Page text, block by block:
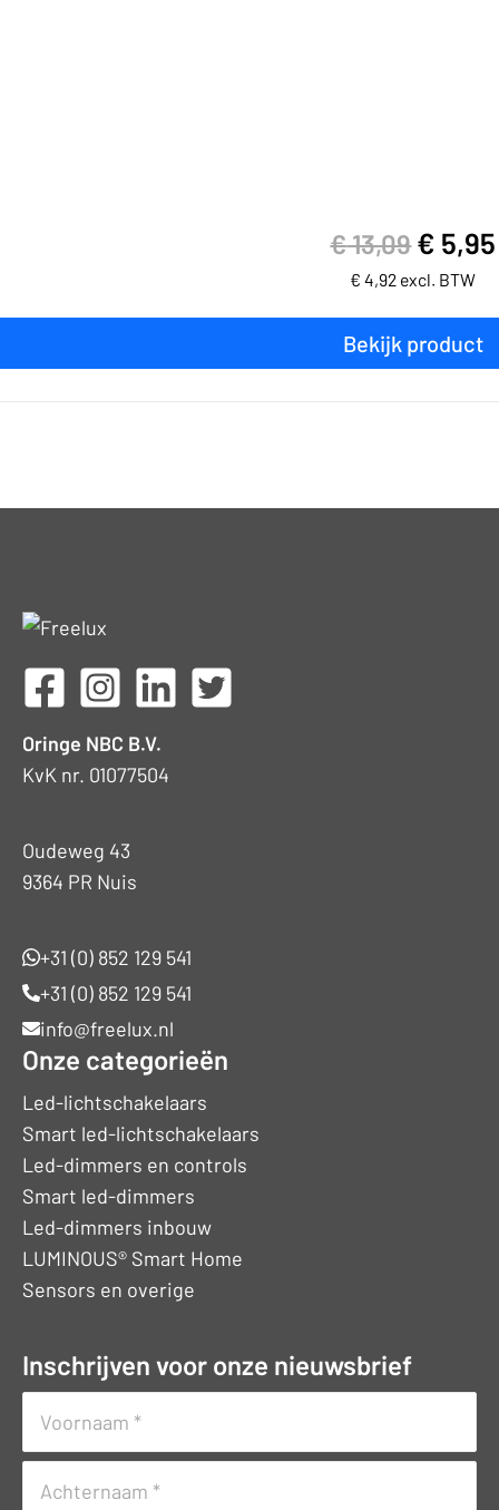
€13,09€ 5,95
€ 4,92 excl. BTW
Bekijk product
Oringe NBC B.V.
KvK nr. 01077504
Oudeweg 43
9364 PR Nuis
+31 (0) 852 129 541
+31 (0) 852 129 541
info@freelux.nl
Onze categorieën
Led-lichtschakelaars
Smart led-lichtschakelaars
Led-dimmers en controls
Smart led-dimmers
Led-dimmers inbouw
LUMINOUS® Smart Home
Sensors en overige
Inschrijven voor onze nieuwsbrief